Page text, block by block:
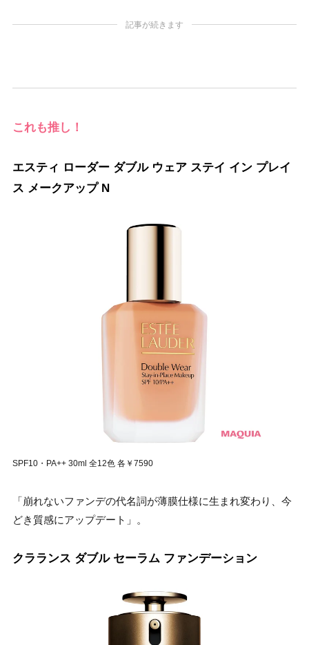
記事が続きます
これも推し！
エスティ ローダー ダブル ウェア ステイ イン プレイ
ス メークアップ N
SPF10・PA++ 30ml 全12色 各￥7590
「崩れないファンデの代名詞が薄膜仕様に生まれ変わり、今
どき質感にアップデート」。
クラランス ダブル セーラム ファンデーション